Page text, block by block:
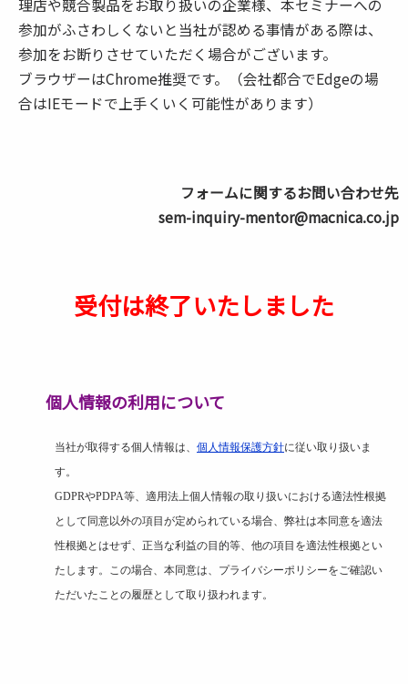
理店や競合製品をお取り扱いの企業様、本セミナーへの
参加がふさわしくないと当社が認める事情がある際は、
参加をお断りさせていただく場合がございます。
ブラウザーはChrome推奨です。（会社都合でEdgeの場
合はIEモードで上手くいく可能性があります）
フォームに関するお問い合わせ先
sem-inquiry-mentor@macnica.co.jp
受付は終了いたしました
個人情報の利用について
当社が取得する個人情報は、 個人情報保護方針に従い取り扱いま
す。
GDPRやPDPA等、適用法上個人情報の取り扱いにおける適法性根拠
として同意以外の項目が定められている場合、弊社は本同意を適法
性根拠とはせず、正当な利益の目的等、他の項目を適法性根拠とい
たします。この場合、本同意は、プライバシーポリシーをご確認い
ただいたことの履歴として取り扱われます。